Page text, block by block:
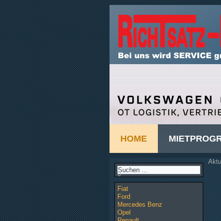
HOME
0
Fiat
Ford
Mercedes Benz
Opel